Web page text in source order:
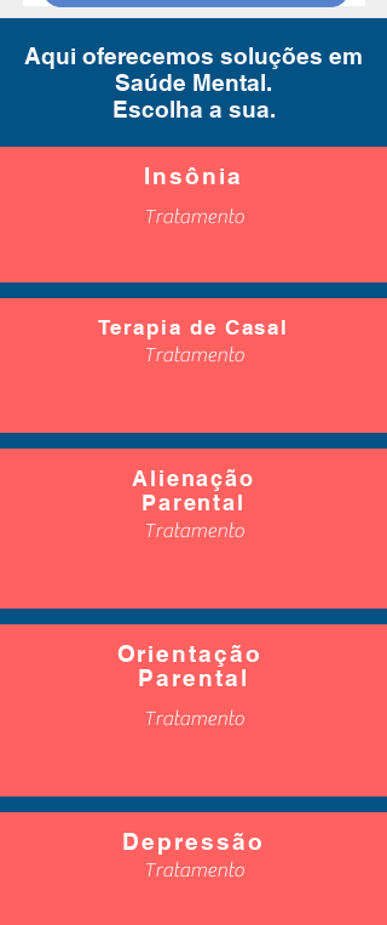
Aqui oferecemos soluções em
Saúde Mental.
Escolha a sua.
Insônia
Tratamento
Terapia de Casal
Tratamento
Alienação
Parental
Tratamento
Orientação
Parental
Tratamento
Depressão
Tratamento